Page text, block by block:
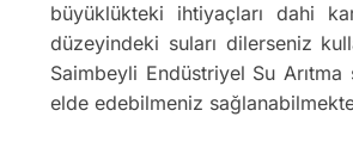
büyüklükteki ihtiyaçları dahi
düzeyindeki suları dilerseniz
Saimbeyli Endüstriyel Su
elde edebilmeniz